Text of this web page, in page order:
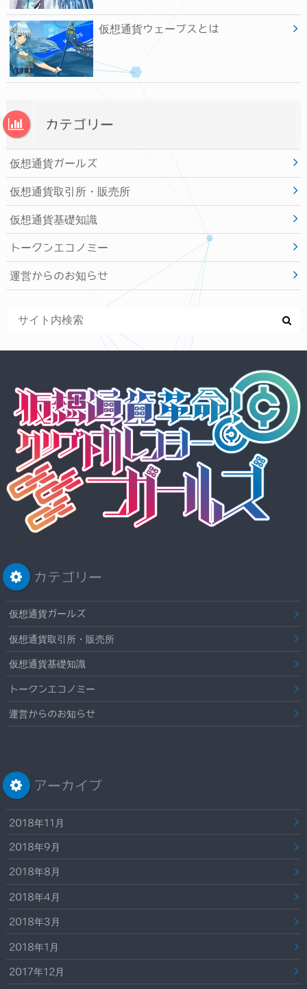
仮想通貨ウェーブスとは
カテゴリー
仮想通貨ガールズ
仮想通貨取引所・販売所
仮想通貨基礎知識
トークンエコノミー
運営からのお知らせ
カテゴリー
仮想通貨ガールズ
仮想通貨取引所・販売所
仮想通貨基礎知識
トークンエコノミー
運営からのお知らせ
アーカイブ
2018年11月
2018年9月
2018年8月
2018年4月
2018年3月
2018年1月
2017年12月